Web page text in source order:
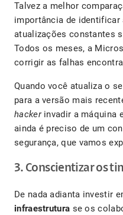
Talvez a melhor
importância de identificar
atualizações constantes
Todos os meses, a
corrigir as falhas
Quando você atualiza o
para a versão mais
hackerinvadir a máquina
ainda é preciso de um
segurança, que vamos
3. Conscientizar os
De nada adianta investir
infraestrutura se os